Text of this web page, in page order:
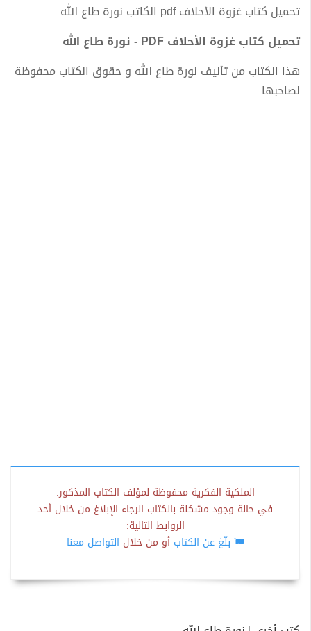
تحميل كتاب غزوة الأحلاف pdf الكاتب نورة طاع الله
تحميل كتاب غزوة الأحلاف PDF - نورة طاع الله
هذا الكتاب من تأليف نورة طاع الله و حقوق الكتاب محفوظة
لصاحبها
الملكية الفكرية محفوظة لمؤلف الكتاب المذكور.
في حالة وجود مشكلة بالكتاب الرجاء الإبلاغ من خلال أحد
الروابط التالية:
بلّغ عن الكتاب أو من خلال التواصل معنا